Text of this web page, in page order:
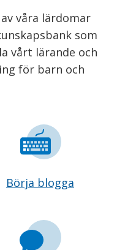
våra lärdomar
som
vårt lärande och
för barn och
Börja blogga